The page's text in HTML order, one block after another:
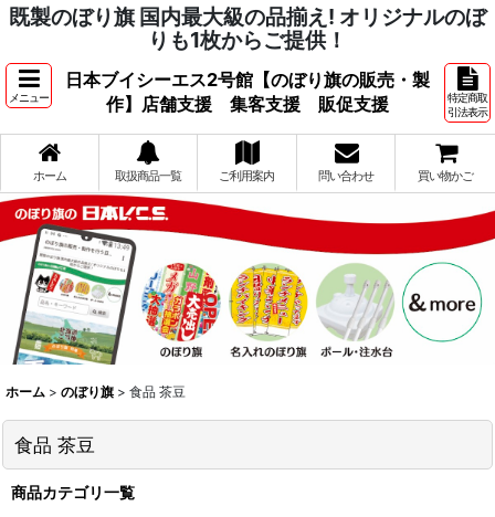
既製のぼり旗 国内最大級の品揃え! オリジナルのぼ
りも1枚からご提供！
メニュー
日本ブイシーエス2号館【のぼり旗の販売・製
作】店舗支援 集客支援 販促支援
特定商取
引法表示
ホーム 取扱商品一覧 ご利用案内 問い合わせ 買い物かご
ホーム > のぼり旗 > 食品 茶豆
食品 茶豆
商品カテゴリ一覧